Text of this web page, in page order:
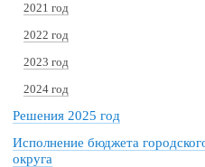
2021 год
2022 год
2023 год
2024 год
Решения 2025 год
Исполнение бюджета
округа